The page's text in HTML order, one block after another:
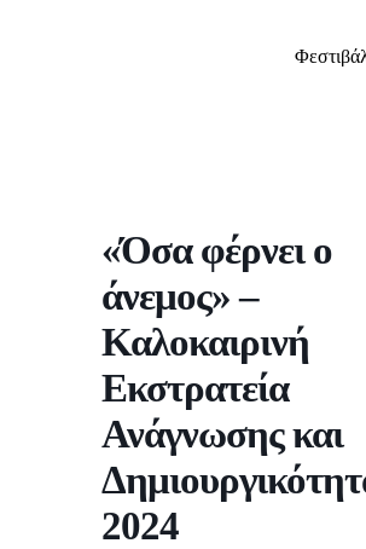
«Όσα φέρνει ο
άνεμος» –
Καλοκαιρινή
Εκστρατεία
Ανάγνωσης και
2024